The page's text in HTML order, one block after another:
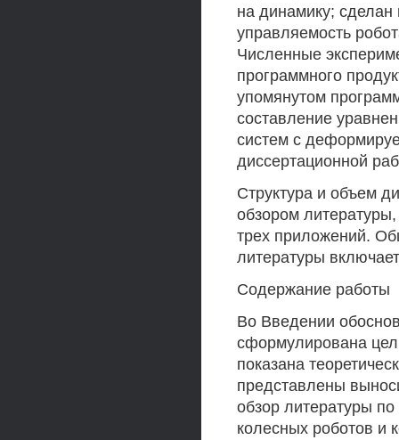
на динамику;
управляемость
Численные
программного
упомянутом
составление
систем с
диссертационной
Структура и объем
обзором
трех приложений.
литературы
Содержание работы
Во Введении
сформулирована
показана
представлены
обзор литературы
колесных роботов и